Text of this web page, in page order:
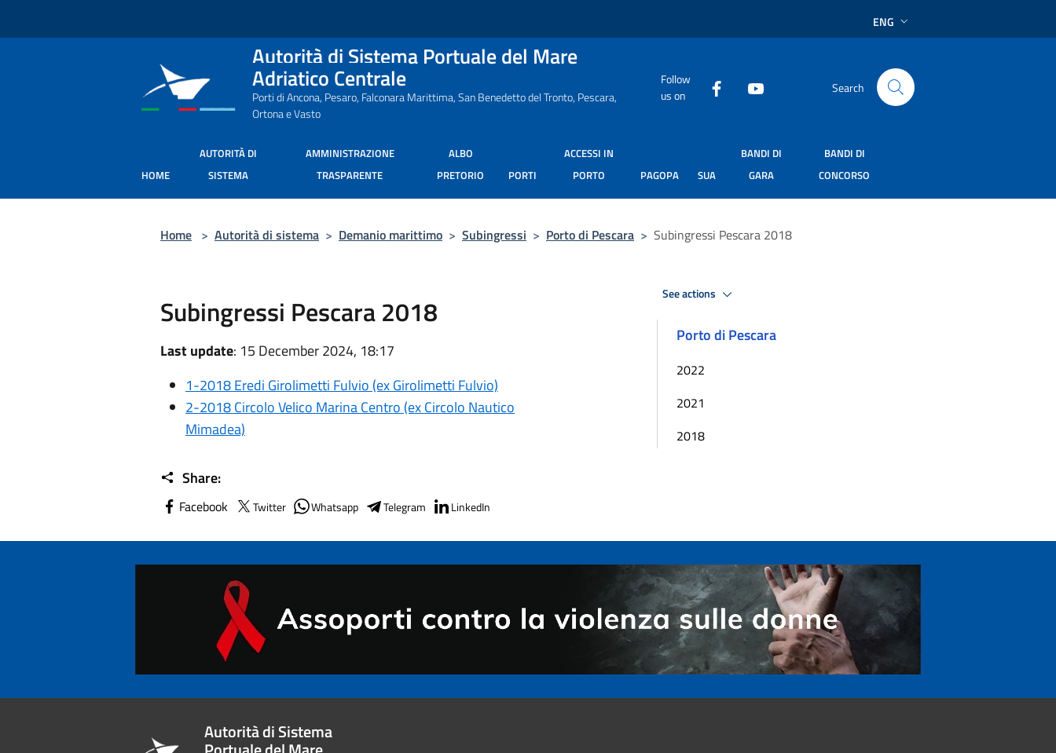
ENG
Autorità di Sistema Portuale del Mare
Adriatico Centrale
Porti di Ancona, Pesaro, Falconara Marittima, San Benedetto del Tronto, Pescara,
Ortona e Vasto
Follow
us on
Search
HOME
AUTORITÀ DI
SISTEMA
AMMINISTRAZIONE
TRASPARENTE
ALBO
PRETORIO
PORTI
ACCESSI IN
PORTO
PAGOPA SUA
BANDI DI
GARA
BANDI DI
CONCORSO
Home > Autorità di sistema > Demanio marittimo > Subingressi > Porto di Pescara > Subingressi Pescara 2018
Subingressi Pescara 2018
Last update: 15 December 2024, 18:17
1-2018 Eredi Girolimetti Fulvio (ex Girolimetti Fulvio)
2-2018 Circolo Velico Marina Centro (ex Circolo Nautico
Mimadea)
Share:
Facebook Twitter Whatsapp Telegram LinkedIn
See actions
Porto di Pescara
2022
2021
2018
Autorità di Sistema